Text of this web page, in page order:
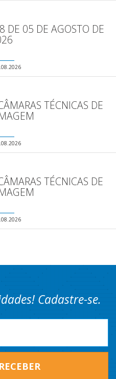
DE 05 DE AGOSTO DE
TÉCNICAS DE
TÉCNICAS DE
Cadastre-se.